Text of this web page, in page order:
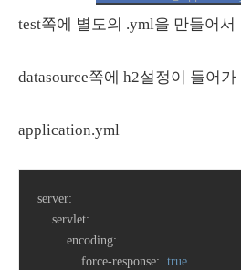
test쪽에 별도의 .yml을 만들어서
datasource쪽에 h2설정이 들어
application.yml
server:
servlet:
encoding:
force-response: true